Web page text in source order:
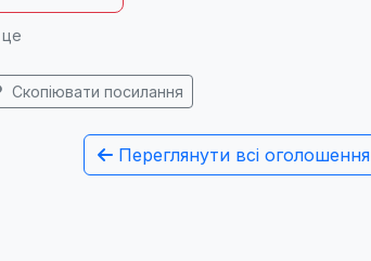
Скопіювати посилання
Переглянути всі оголошення